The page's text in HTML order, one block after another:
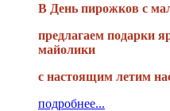
В День пирожков с
предлагаем подарки
майолики
с настоящим летим
подробнее...